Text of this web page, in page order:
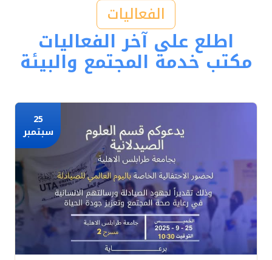
الفعاليات
اطلع على آخر الفعاليات
مكتب خدمة المجتمع والبيئة
25
سبتمبر